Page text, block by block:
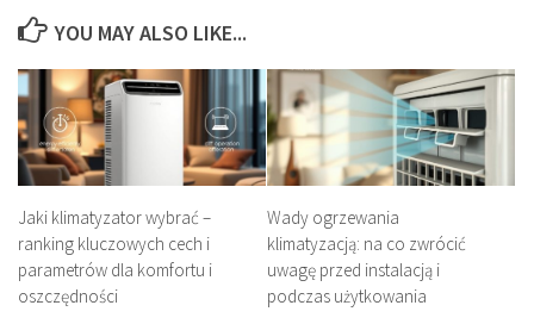
YOU MAY ALSO LIKE...
Jaki klimatyzator wybrać –
ranking kluczowych cech i
parametrów dla komfortu i
oszczędności
Wady ogrzewania
klimatyzacją: na co zwrócić
uwagę przed instalacją i
podczas użytkowania